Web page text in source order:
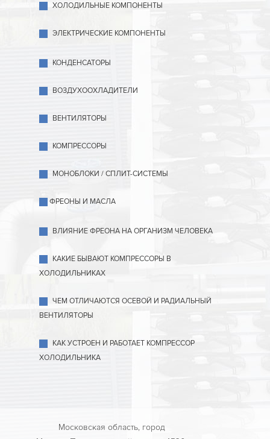
ХОЛОДИЛЬНЫЕ КОМПОНЕНТЫ
ЭЛЕКТРИЧЕСКИЕ КОМПОНЕНТЫ
КОНДЕНСАТОРЫ
ВОЗДУХООХЛАДИТЕЛИ
ВЕНТИЛЯТОРЫ
КОМПРЕССОРЫ
МОНОБЛОКИ / СПЛИТ-СИСТЕМЫ
ФРЕОНЫ И МАСЛА
ВЛИЯНИЕ ФРЕОНА НА ОРГАНИЗМ ЧЕЛОВЕКА
КАКИЕ БЫВАЮТ КОМПРЕССОРЫ В
ХОЛОДИЛЬНИКАХ
ЧЕМ ОТЛИЧАЮТСЯ ОСЕВОЙ И РАДИАЛЬНЫЙ
ВЕНТИЛЯТОРЫ
КАК УСТРОЕН И РАБОТАЕТ КОМПРЕССОР
ХОЛОДИЛЬНИКА
Московская область, город